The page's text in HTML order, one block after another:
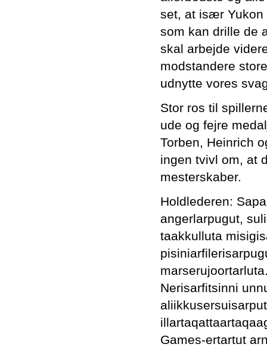
set, at især Yukon
som kan drille de
skal arbejde
modstandere
udnytte vores
Stor ros til
ude og fejre
Torben, Heinrich
ingen tvivl om, at
mesterskaber.
Holdlederen:
angerlarpugut,
taakkulluta
Nerisarfitsinni
Games-ertartut